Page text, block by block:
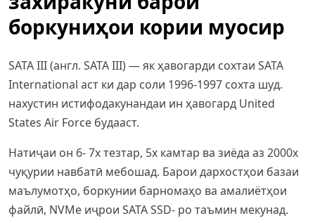
боркуниҳои кории муосир
SATA III (англ. SATA III) — як ҳавогарди сохтаи SATA
International аст ки дар соли 1996-1997 сохта шуд.
нахустин истифодакунандаи ин ҳавогард United
States Air Force будааст.
Натиҷаи он 6- 7x тезтар, 5x камтар ва зиёда аз 2000x
чуқурии навбатӣ мебошад. Барои дархостҳои базаи
маълумотҳо, боркунии барномаҳо ва амалиётҳои
файлӣ, NVMe иҷрои SATA SSD- ро таъмин мекунад.